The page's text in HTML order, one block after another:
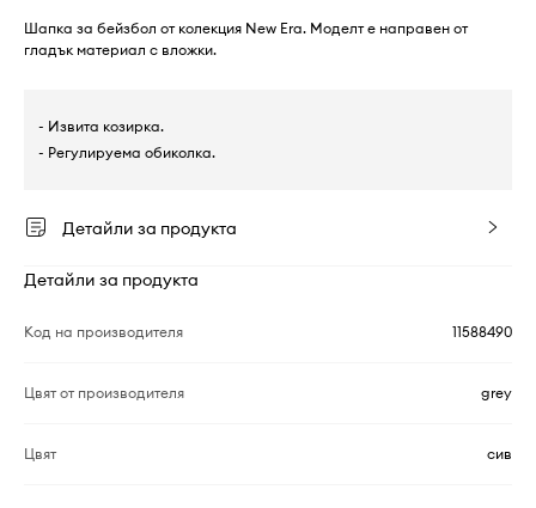
Шапка за бейзбол от колекция New Era. Моделт е направен от
гладък материал с вложки.
- Извита козирка.
- Регулируема обиколка.
Детайли за продукта
Детайли за продукта
Код на производителя 11588490
Цвят от производителя grey
Цвят сив